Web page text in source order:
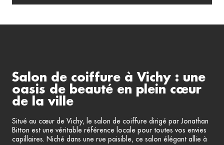
Salon de coiffure à Vichy : une
oasis de beauté en plein cœur
de la ville
Situé au cœur de Vichy, le salon de coiffure dirigé par Jonathan
Bitton est une véritable référence locale pour toutes vos envies
capillaires. Niché dans une rue paisible, ce salon élégant allie à